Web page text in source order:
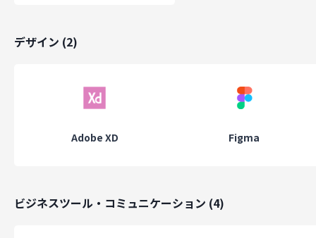
デザイン (2)
Adobe XD Figma
ビジネスツール・コミュニケーション (4)